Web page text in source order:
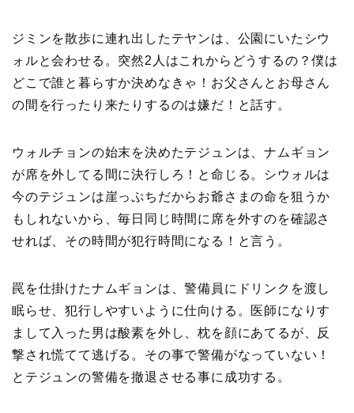
ジミンを散歩に連れ出したテヤンは、公園にいたシウ
ォルと会わせる。突然2人はこれからどうするの？僕は
どこで誰と暮らすか決めなきゃ！お父さんとお母さん
の間を行ったり来たりするのは嫌だ！と話す。
ウォルチョンの始末を決めたテジュンは、ナムギョン
が席を外してる間に決行しろ！と命じる。シウォルは
今のテジュンは崖っぷちだからお爺さまの命を狙うか
もしれないから、毎日同じ時間に席を外すのを確認さ
せれば、その時間が犯行時間になる！と言う。
罠を仕掛けたナムギョンは、警備員にドリンクを渡し
眠らせ、犯行しやすいように仕向ける。医師になりす
まして入った男は酸素を外し、枕を顔にあてるが、反
撃され慌てて逃げる。その事で警備がなっていない！
とテジュンの警備を撤退させる事に成功する。